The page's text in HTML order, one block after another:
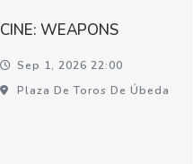
CINE: WEAPONS
Sep 1, 2026 22:00
Plaza De Toros De Úbeda